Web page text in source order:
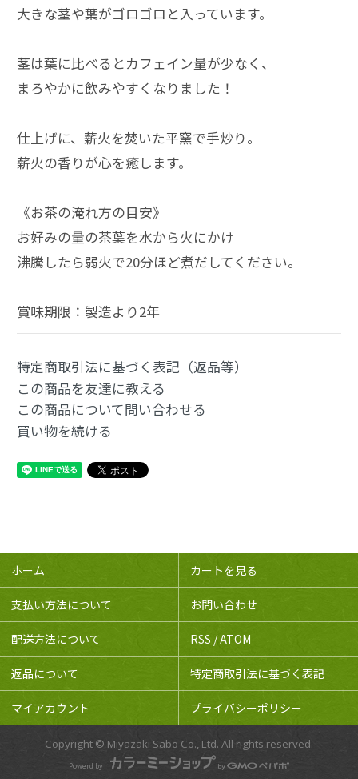
大きな茎や葉がゴロゴロと入っています。
茎は葉に比べるとカフェイン量が少なく、
まろやかに飲みやすくなりました！
仕上げに、薪火を焚いた平窯で手炒り。
薪火の香りが心を癒します。
《お茶の淹れ方の目安》
お好みの量の茶葉を水から火にかけ
沸騰したら弱火で20分ほど煮だしてください。
賞味期限：製造より2年
特定商取引法に基づく表記（返品等）
この商品を友達に教える
この商品について問い合わせる
買い物を続ける
ホーム
支払い方法について
配送方法について
返品について
マイアカウント
カートを見る
お問い合わせ
RSS /ATOM
特定商取引法に基づく表記
プライバシーポリシー
Copyright © Miyazaki Sabo Co., Ltd. All rights reserved.
Powerd by